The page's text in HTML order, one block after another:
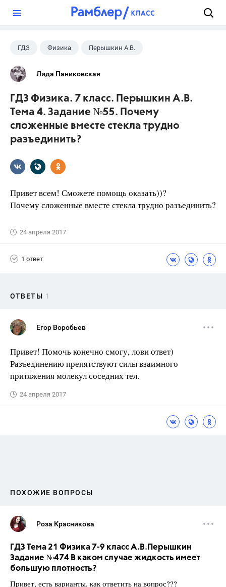
ГДЗ Физика Перышкин А.В.
Школа
Лида Паниковская
ГДЗ Физика. 7 класс. Перышкин А.В.
Тема 4. Задание №55. Почему
сложенные вместе стекла трудно
разъединить?
Привет всем! Сможете помощь оказать))?
Почему сложенные вместе стекла трудно разъеди­нить?
24 апреля 2017
1 ответ
ОТВЕТЫ 1
Егор Воробьев
Привет! Помочь конечно смогу, лови ответ)
Разъединению препятствуют силы взаимного
притяжения молекул соседних тел.
24 апреля 2017
ПОХОЖИЕ ВОПРОСЫ
Роза Красникова
ГДЗ Тема 21 Физика 7-9 класс А.В.Перышкин
Задание №474 В каком случае жидкость имеет
большую плотность?
Привет, есть варианты, как ответить на вопрос???